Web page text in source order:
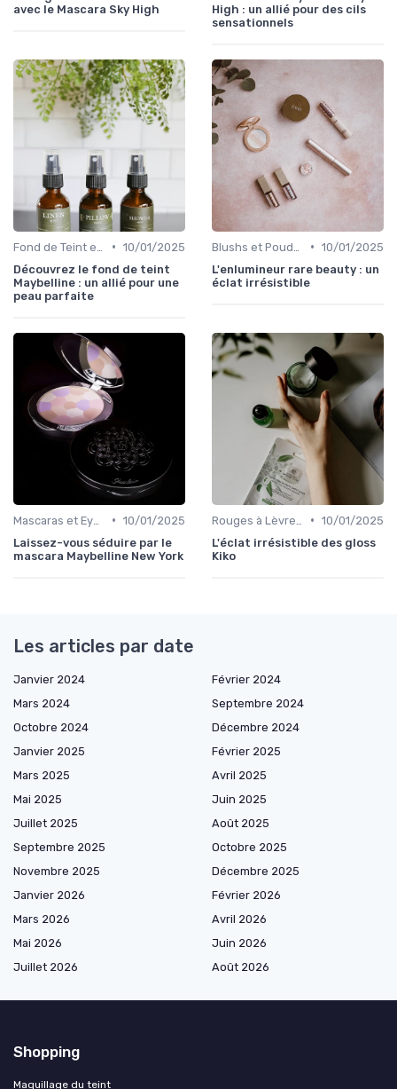
avec le Mascara Sky High
High : un allié pour des cils
sensationnels
• 10/01/2025
Découvrez le fond de teint
Maybelline : un allié pour une
peau parfaite
• 10/01/2025
L'enlumineur rare beauty : un
éclat irrésistible
• 10/01/2025
Laissez-vous séduire par le
mascara Maybelline New York
• 10/01/2025
L'éclat irrésistible des gloss
Kiko
Les articles par date
Janvier 2024
Février 2024
Mars 2024
Septembre 2024
Octobre 2024
Décembre 2024
Janvier 2025
Février 2025
Mars 2025
Avril 2025
Mai 2025
Juin 2025
Juillet 2025
Août 2025
Septembre 2025
Octobre 2025
Novembre 2025
Décembre 2025
Janvier 2026
Février 2026
Mars 2026
Avril 2026
Mai 2026
Juin 2026
Juillet 2026
Août 2026
Shopping
Maquillage du teint